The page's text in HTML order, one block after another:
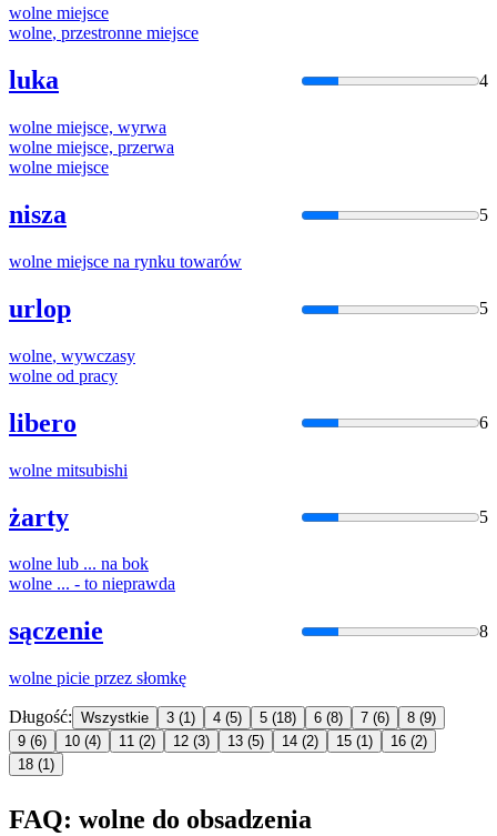
wolne miejsce
wolne, przestronne miejsce
luka 4
wolne miejsce, wyrwa
wolne miejsce, przerwa
wolne miejsce
nisza 5
wolne miejsce na rynku towarów
urlop 5
wolne, wywczasy
wolne od pracy
libero 6
wolne mitsubishi
żarty 5
wolne lub ... na bok
wolne ... - to nieprawda
sączenie 8
wolne picie przez słomkę
Długość: Wszystkie 3 (1) 4 (5) 5 (18) 6 (8) 7 (6) 8 (9)
9 (6) 10 (4) 11 (2) 12 (3) 13 (5) 14 (2) 15 (1) 16 (2)
18 (1)
FAQ: wolne do obsadzenia